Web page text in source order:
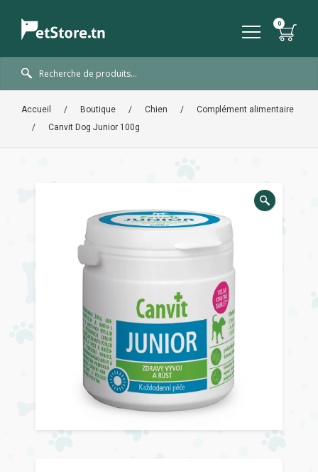
Accueil / Boutique / Chien /
Complément alimentaire
/
Canvit Dog Junior 100g
🔍